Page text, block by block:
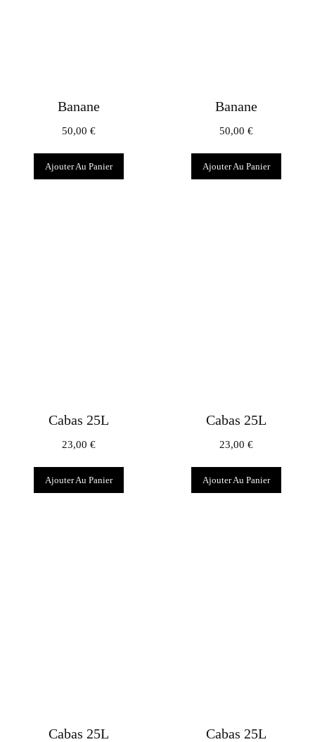
Banane
50,00 €
Ajouter Au Panier
Banane
50,00 €
Ajouter Au Panier
Cabas 25L
23,00 €
Ajouter Au Panier
Cabas 25L
23,00 €
Ajouter Au Panier
Cabas 25L Cabas 25L